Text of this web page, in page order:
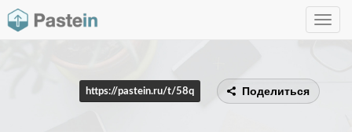
Toggle
https://pastein.ru/t/58q Поделиться